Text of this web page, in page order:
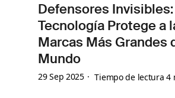
Defensores
Tecnología Protege a
Marcas Más Grandes
Mundo
29 Sep 2025 Tiempo de lectura 4